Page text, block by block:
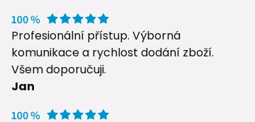
Profesionální přístup. Výborná
komunikace a rychlost dodání zboží.
Všem doporučuji.
Jan